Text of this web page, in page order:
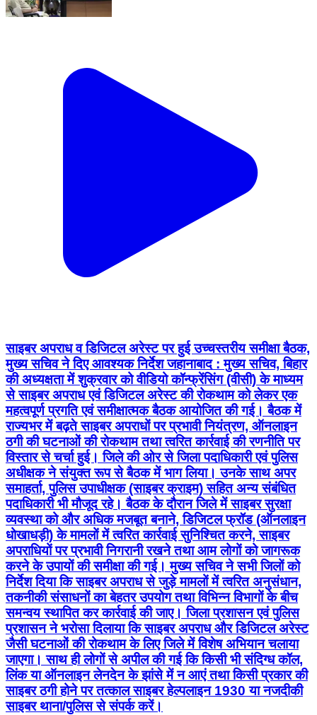
साइबर अपराध व डिजिटल अरेस्ट पर हुई उच्चस्तरीय समीक्षा बैठक,
मुख्य सचिव ने दिए आवश्यक निर्देश जहानाबाद : मुख्य सचिव, बिहार
की अध्यक्षता में शुक्रवार को वीडियो कॉन्फ्रेंसिंग (वीसी) के माध्यम
से साइबर अपराध एवं डिजिटल अरेस्ट की रोकथाम को लेकर एक
महत्वपूर्ण प्रगति एवं समीक्षात्मक बैठक आयोजित की गई। बैठक में
राज्यभर में बढ़ते साइबर अपराधों पर प्रभावी नियंत्रण, ऑनलाइन
ठगी की घटनाओं की रोकथाम तथा त्वरित कार्रवाई की रणनीति पर
विस्तार से चर्चा हुई। जिले की ओर से जिला पदाधिकारी एवं पुलिस
अधीक्षक ने संयुक्त रूप से बैठक में भाग लिया। उनके साथ अपर
समाहर्ता, पुलिस उपाधीक्षक (साइबर क्राइम) सहित अन्य संबंधित
पदाधिकारी भी मौजूद रहे। बैठक के दौरान जिले में साइबर सुरक्षा
व्यवस्था को और अधिक मजबूत बनाने, डिजिटल फ्रॉड (ऑनलाइन
धोखाधड़ी) के मामलों में त्वरित कार्रवाई सुनिश्चित करने, साइबर
अपराधियों पर प्रभावी निगरानी रखने तथा आम लोगों को जागरूक
करने के उपायों की समीक्षा की गई। मुख्य सचिव ने सभी जिलों को
निर्देश दिया कि साइबर अपराध से जुड़े मामलों में त्वरित अनुसंधान,
तकनीकी संसाधनों का बेहतर उपयोग तथा विभिन्न विभागों के बीच
समन्वय स्थापित कर कार्रवाई की जाए। जिला प्रशासन एवं पुलिस
प्रशासन ने भरोसा दिलाया कि साइबर अपराध और डिजिटल अरेस्ट
जैसी घटनाओं की रोकथाम के लिए जिले में विशेष अभियान चलाया
जाएगा। साथ ही लोगों से अपील की गई कि किसी भी संदिग्ध कॉल,
लिंक या ऑनलाइन लेनदेन के झांसे में न आएं तथा किसी प्रकार की
साइबर ठगी होने पर तत्काल साइबर हेल्पलाइन 1930 या नजदीकी
साइबर थाना/पुलिस से संपर्क करें।